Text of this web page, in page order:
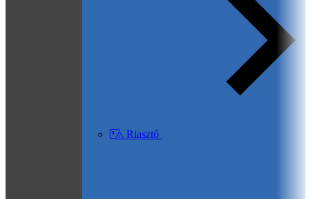
Riasztó